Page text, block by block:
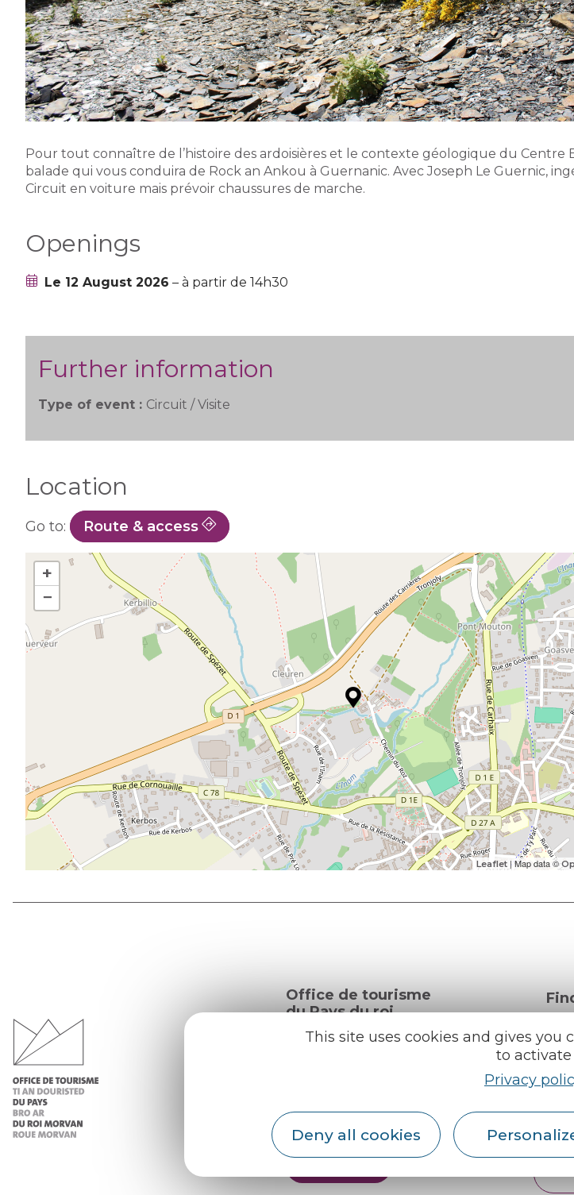
This site uses cookies and gives
to activate
Privacy
Deny all cookies
Pour tout connaître de l’histoire des ardoisières et le contexte géologique du Centre
balade qui vous conduira de Rock an Ankou à Guernanic. Avec Joseph Le Guernic,
Circuit en voiture mais prévoir chaussures de marche.
Openings
Le 12 August 2026 – à partir de 14h30
Further information
Type of event : Circuit / Visite
Location
Go to: Route & access
+
−
Leaflet | Map data ©
Office de tourisme
du Pays du roi
Morvan
Our brochures